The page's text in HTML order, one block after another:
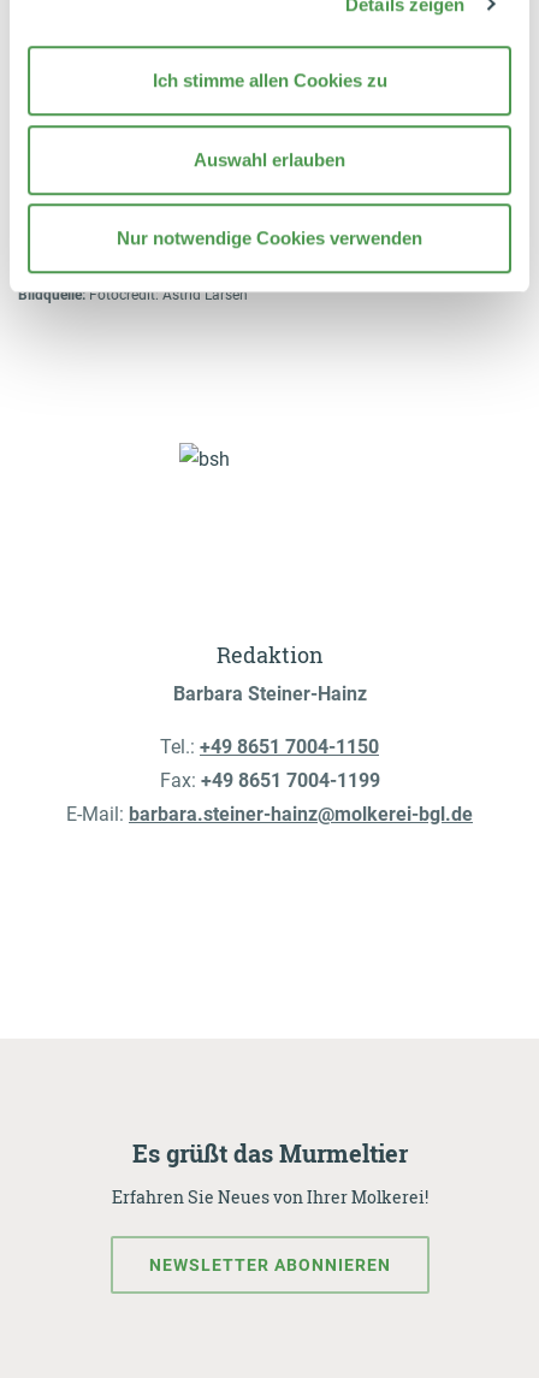
Ich stimme allen Cookies zu
Auswahl erlauben
Nur notwendige Cookies verwenden
Bergbauern-Milch länger haltbar in der nachhaltigen 400ml Kartonflasche
(2) Im Zuge der Neueinführung der frischen fettarmen Bergbauern-Milch in der
TetraTop-Milchpackungen durch eine ergänzte farbige Banderole optimiert.
Bildquelle:Fotocredit: Astrid Larsen
Redaktion
Barbara Steiner-Hainz
Tel.: +49 8651 7004-1150
Fax: +49 8651 7004-1199
E-Mail: barbara.steiner-hainz@molkerei-bgl.de
Es grüßt das Murmeltier
Erfahren Sie Neues von Ihrer Molkerei!
NEWSLETTER ABONNIEREN